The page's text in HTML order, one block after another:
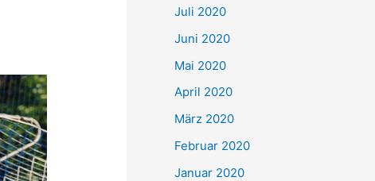
Juli 2020
Juni 2020
Mai 2020
April 2020
März 2020
Februar 2020
Januar 2020